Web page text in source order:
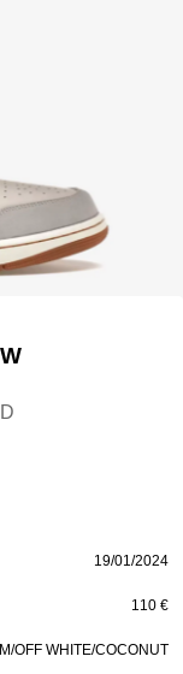
19/01/2024
110 €
OFF WHITE/COCONUT